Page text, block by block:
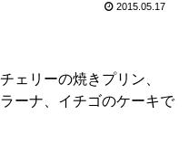
2015.05.17
ェリーの焼きプリン、
ーナ、イチゴのケーキで